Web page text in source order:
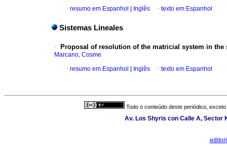
· resumo em Espanhol Inglês · texto em Espanhol
Sistemas Lineales
· Proposal of resolution of the matricial system in
Marcano, Cosme
· resumo em Espanhol Inglês · texto em Espanhol
Todo o conteúdo deste periódico,
Av. Los Shyris con Calle A, Sector